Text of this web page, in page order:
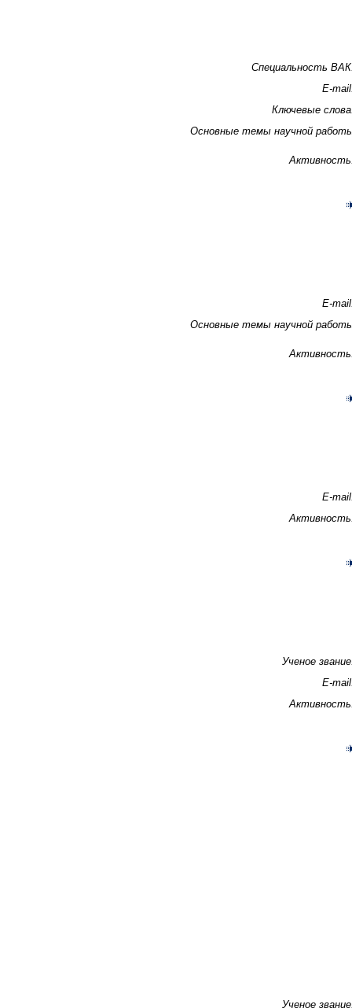
Специальность
E-
Ключевые
Основные темы научной
E-
Основные темы научной
E-
Ученое
E-
Ученое